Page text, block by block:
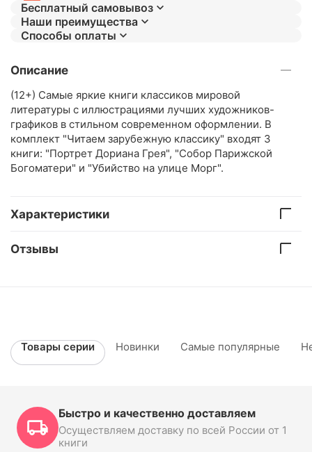
Бесплатный самовывоз
Наши преимущества
Способы оплаты
Описание
(12+) Самые яркие книги классиков мировой
литературы с иллюстрациями лучших художников-
графиков в стильном современном оформлении. В
комплект "Читаем зарубежную классику" входят 3
книги: "Портрет Дориана Грея", "Собор Парижской
Богоматери" и "Убийство на улице Морг".
Характеристики
Отзывы
Товары серии Новинки Самые популярные
Быстро и качественно доставляем
Осуществляем доставку по всей России от 1
книги